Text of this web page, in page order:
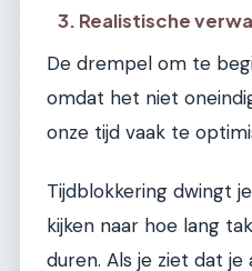
3. Realistische
De drempel om te
omdat het niet
onze tijd vaak te
Tijdblokkering dwingt
kijken naar hoe lang
duren. Als je ziet dat je